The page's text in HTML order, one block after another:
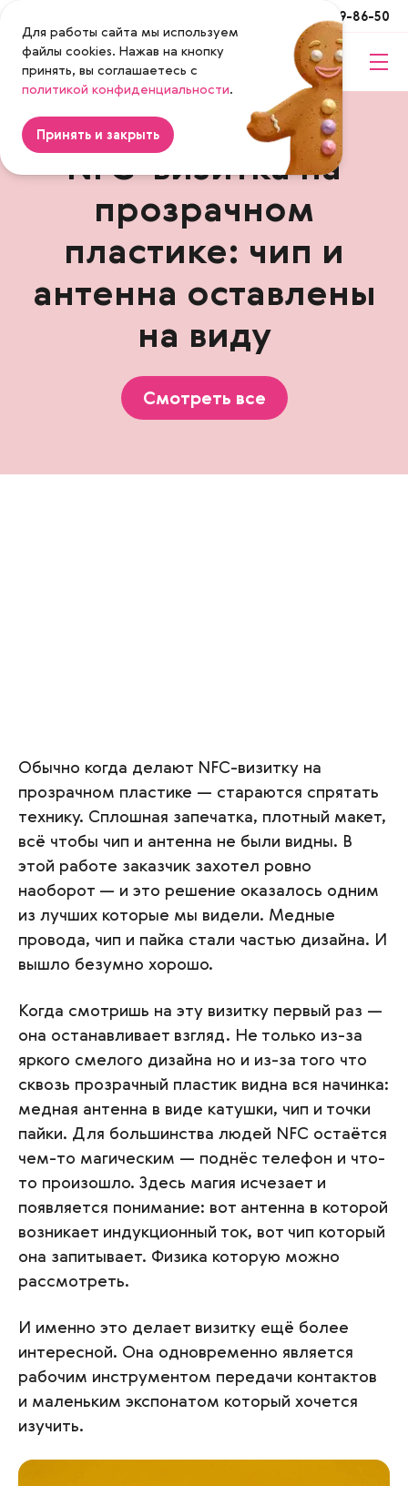
+7 (495) 649-86-50
Magenta
NFC-визитка на
прозрачном
пластике: чип и
антенна оставлены
на виду
Смотреть все
Обычно когда делают NFC-визитку на
прозрачном пластике — стараются спрятать
технику. Сплошная запечатка, плотный макет,
всё чтобы чип и антенна не были видны. В
этой работе заказчик захотел ровно
наоборот — и это решение оказалось одним
из лучших которые мы видели. Медные
провода, чип и пайка стали частью дизайна. И
вышло безумно хорошо.
Когда смотришь на эту визитку первый раз —
она останавливает взгляд. Не только из-за
яркого смелого дизайна но и из-за того что
сквозь прозрачный пластик видна вся начинка:
медная антенна в виде катушки, чип и точки
пайки. Для большинства людей NFC остаётся
чем-то магическим — поднёс телефон и что-
то произошло. Здесь магия исчезает и
появляется понимание: вот антенна в которой
возникает индукционный ток, вот чип который
она запитывает. Физика которую можно
рассмотреть.
И именно это делает визитку ещё более
интересной. Она одновременно является
рабочим инструментом передачи контактов
и маленьким экспонатом который хочется
изучить.
Для работы сайта мы используем
файлы cookies. Нажав на кнопку
принять, вы соглашаетесь с
политикой конфиденциальности.
Принять и закрыть